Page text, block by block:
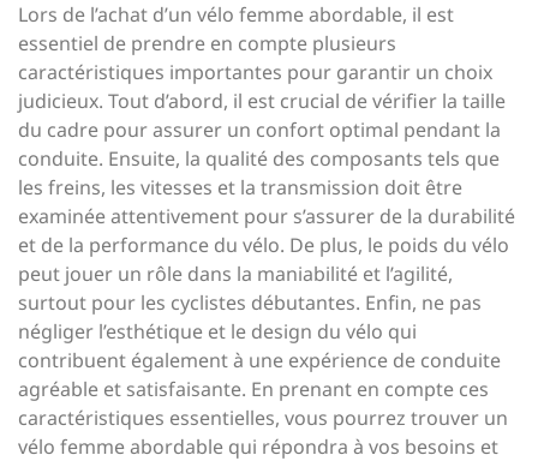
Lors de l’achat d’un vélo femme abordable, il est
essentiel de prendre en compte plusieurs
caractéristiques importantes pour garantir un choix
judicieux. Tout d’abord, il est crucial de vérifier la taille
du cadre pour assurer un confort optimal pendant la
conduite. Ensuite, la qualité des composants tels que
les freins, les vitesses et la transmission doit être
examinée attentivement pour s’assurer de la durabilité
et de la performance du vélo. De plus, le poids du vélo
peut jouer un rôle dans la maniabilité et l’agilité,
surtout pour les cyclistes débutantes. Enfin, ne pas
négliger l’esthétique et le design du vélo qui
contribuent également à une expérience de conduite
agréable et satisfaisante. En prenant en compte ces
caractéristiques essentielles, vous pourrez trouver un
vélo femme abordable qui répondra à vos besoins et